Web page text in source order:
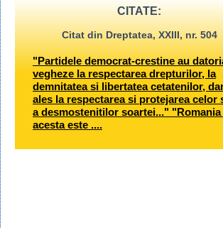
CITATE:
Citat din Dreptatea, XXIII, nr. 504
"Partidele democrat-crestine au
vegheze la respectarea drepturilor, la
demnitatea si libertatea cetatenilor,
ales la respectarea si protejarea celor
a desmostenitilor soartei..." "Romania
acesta este ....